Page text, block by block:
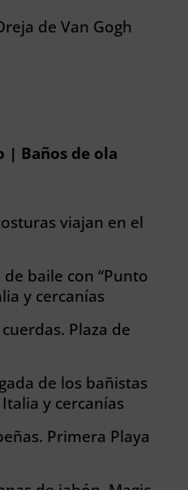
de Van Gogh
| Baños de ola
viajan en el
baile con “Punto
y cercanías
Plaza de
de los bañistas
y cercanías
Primera Playa